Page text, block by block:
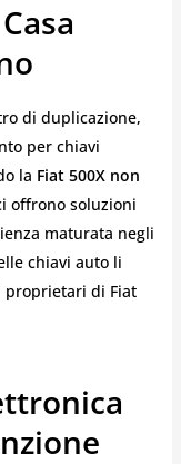
di duplicazione,
per chiavi
la Fiat 500X non
offrono soluzioni
maturata negli
chiavi auto li
di Fiat